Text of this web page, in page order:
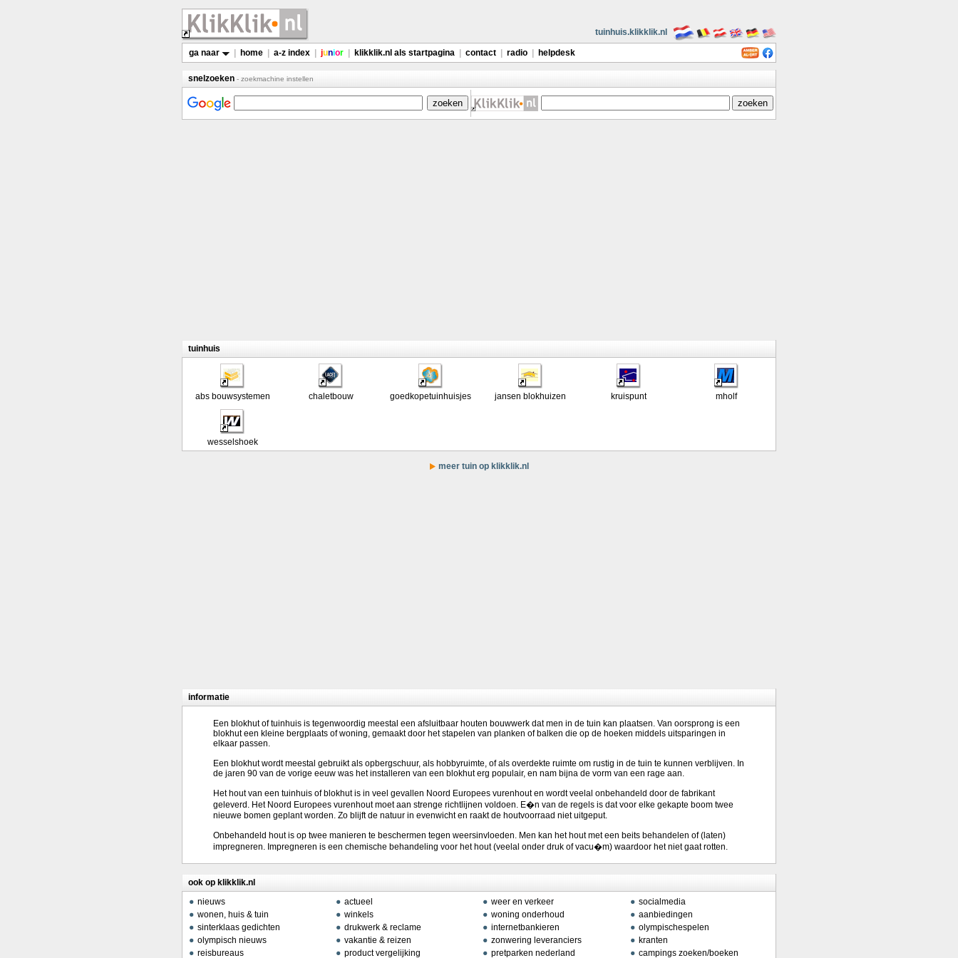
tuinhuis.klikklik.nl
ga naar home a-z index junior klikklik.nl als startpagina contact radio helpdesk
snelzoeken - zoekmachine instellen
tuinhuis
abs bouwsystemen chaletbouw goedkopetuinhuisjes jansen blokhuizen kruispunt mholf
wesselshoek
meer tuin op klikklik.nl
informatie
Een blokhut of tuinhuis is tegenwoordig meestal een afsluitbaar houten bouwwerk dat men in de tuin kan plaatsen. Van oorsprong is een
blokhut een kleine bergplaats of woning, gemaakt door het stapelen van planken of balken die op de hoeken middels uitsparingen in
elkaar passen.
Een blokhut wordt meestal gebruikt als opbergschuur, als hobbyruimte, of als overdekte ruimte om rustig in de tuin te kunnen verblijven. In
de jaren 90 van de vorige eeuw was het installeren van een blokhut erg populair, en nam bijna de vorm van een rage aan.
Het hout van een tuinhuis of blokhut is in veel gevallen Noord Europees vurenhout en wordt veelal onbehandeld door de fabrikant
geleverd. Het Noord Europees vurenhout moet aan strenge richtlijnen voldoen. E�n van de regels is dat voor elke gekapte boom twee
nieuwe bomen geplant worden. Zo blijft de natuur in evenwicht en raakt de houtvoorraad niet uitgeput.
Onbehandeld hout is op twee manieren te beschermen tegen weersinvloeden. Men kan het hout met een beits behandelen of (laten)
impregneren. Impregneren is een chemische behandeling voor het hout (veelal onder druk of vacu�m) waardoor het niet gaat rotten.
ook op klikklik.nl
nieuws
actueel weer en verkeer
socialmedia
wonen, huis & tuin
winkels woning onderhoud
aanbiedingen
sinterklaas gedichten
drukwerk & reclame internetbankieren
olympischespelen
olympisch nieuws
vakantie & reizen zonwering leveranciers
kranten
reisbureaus
product vergelijking pretparken nederland campings zoeken/boeken